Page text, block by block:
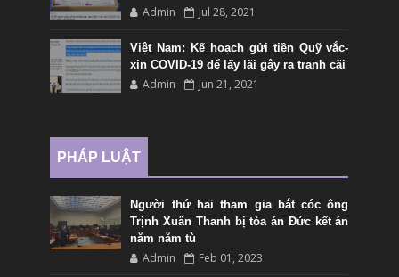
Admin Jul 28, 2021
Việt Nam: Kế hoạch gửi tiền Quỹ vắc-
xin COVID-19 để lấy lãi gây ra tranh cãi
Admin Jun 21, 2021
PHÁP LUẬT
Người thứ hai tham gia bắt cóc ông
Trịnh Xuân Thanh bị tòa án Đức kết án
năm năm tù
Admin Feb 01, 2023